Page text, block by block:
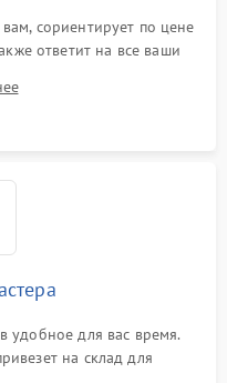
сориентирует по цене
ответит на все ваши
удобное для вас время.
на склад для